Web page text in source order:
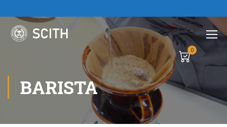
Cart
0
BARISTA